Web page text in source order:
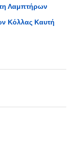
Λαμπτήρων
Κόλλας Καυτή